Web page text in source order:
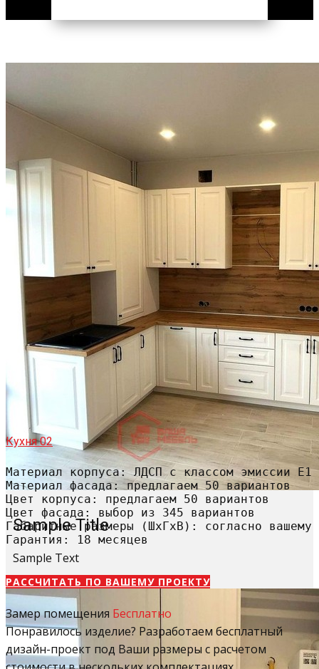
Sample Title
Sample Text
Кухня 02
Материал корпуса: ЛДСП с классом эмиссии Е1
Материал фасада: предлагаем 50 вариантов
Цвет корпуса: предлагаем 50 вариантов
Цвет фасада: выбор из 345 вариантов
Габаритные размеры (ШхГхВ): согласно вашему
Гарантия: 18 месяцев
РАССЧИТАТЬ​ ПО ВАШЕМУ ПРОЕКТУ
Замер помещения Бесплатно
Понравилось изделие? Разработаем бесплатный
дизайн-проект под Ваши размеры с расчетом